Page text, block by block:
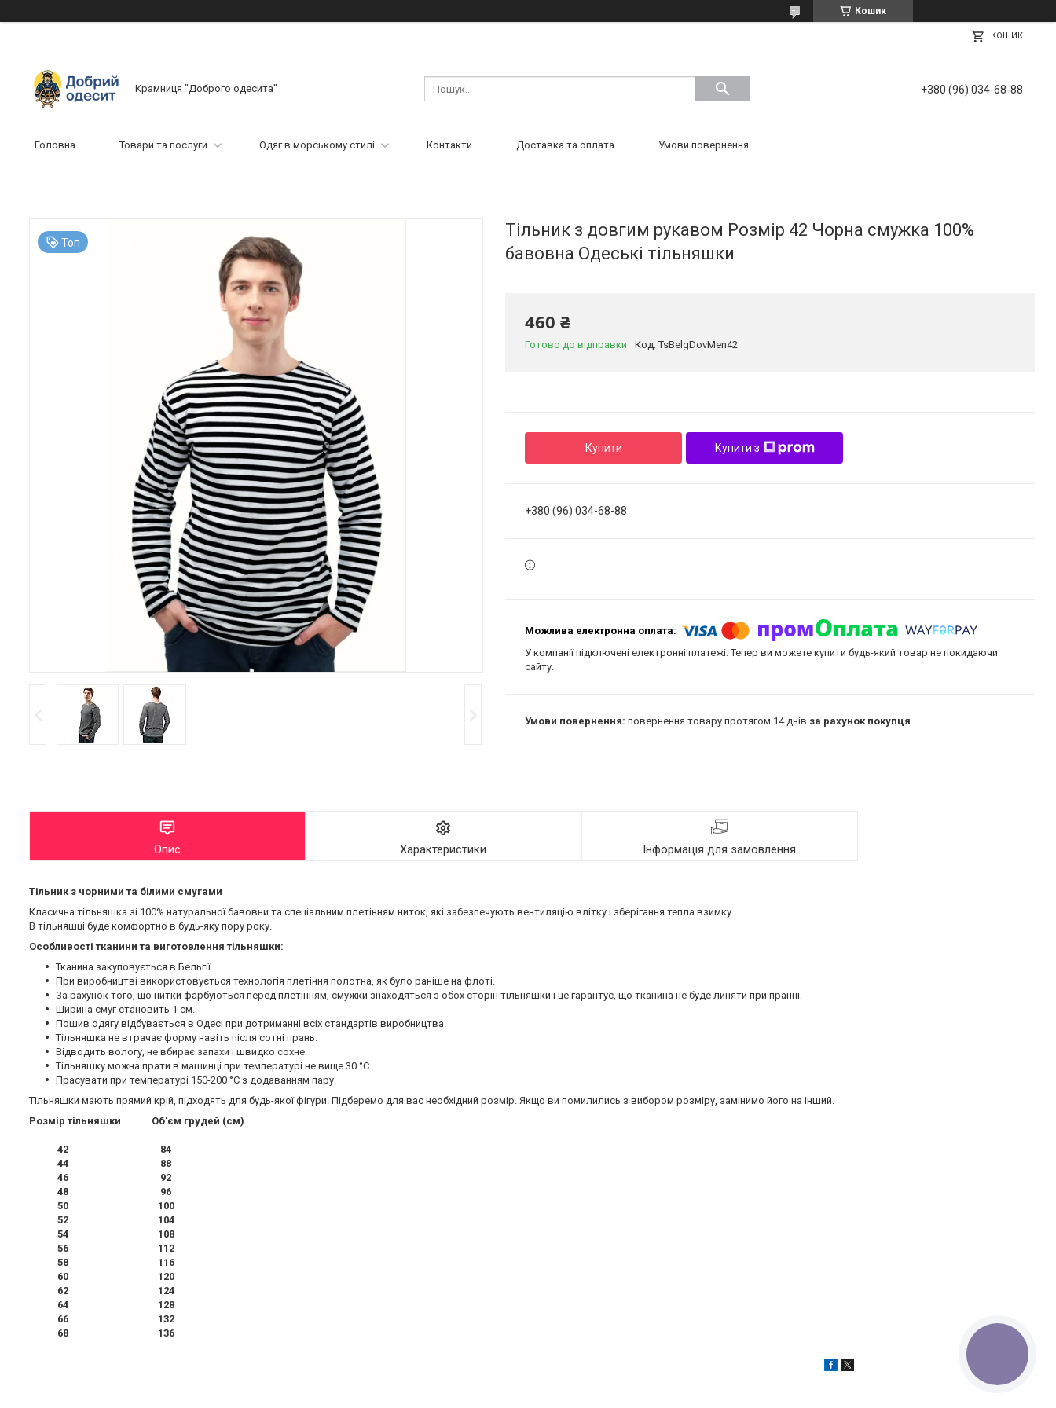
Кошик
КОШИК
Крамниця "Доброго одесита" +380 (96) 034-68-88
Головна Товари та послуги Одяг в морському стилі Контакти Доставка та оплата Умови повернення
Топ
Тільник з довгим рукавом Розмір 42 Чорна смужка 100%
бавовна Одеські тільняшки
460 ₴
Готово до відправки Код:TsBelgDovMen42
Купити Купити з
+380 (96) 034-68-88
У компанії підключені електронні платежі. Тепер ви можете купити будь-який товар не покидаючи
сайту.
повернення товару протягом 14 днів за рахунок покупця
Опис Характеристики Інформація для замовлення
Тільник з чорними та білими смугами
Класична тільняшка зі 100% натуральної бавовни та спеціальним плетінням ниток, які забезпечують вентиляцію влітку і зберігання тепла взимку.
В тільняшці буде комфортно в будь-яку пору року.
Особливості тканини та виготовлення тільняшки:
Тканина закуповується в Бельгії.
При виробництві використовується технологія плетіння полотна, як було раніше на флоті.
За рахунок того, що нитки фарбуються перед плетінням, смужки знаходяться з обох сторін тільняшки і це гарантує, що тканина не буде линяти при пранні.
Ширина смуг становить 1 см.
Пошив одягу відбувається в Одесі при дотриманні всіх стандартів виробництва.
Тільняшка не втрачає форму навіть після сотні прань.
Відводить вологу, не вбирає запахи і швидко сохне.
Тільняшку можна прати в машинці при температурі не вище 30 °C.
Прасувати при температурі 150-200 °C з додаванням пару.
Тільняшки мають прямий крій, підходять для будь-якої фігури. Підберемо для вас необхідний розмір. Якщо ви помилились з вибором розміру, замінимо його на інший.
Розмір тільняшки Об'єм грудей (см)
42 84
44 88
46 92
48 96
50 100
52 104
54 108
56 112
58 116
60 120
62 124
64 128
66 132
68 136